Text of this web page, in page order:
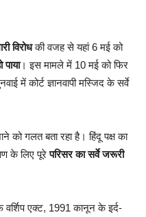
विरोधकी वजह से यहां 6 मई को
पाया। इस मामले में 10 मई को फिर
में कोर्ट ज्ञानवापी मस्जिद के सर्वे
को गलत बता रहा है। हिंदू पक्ष का
के लिए पूरेपरिसर का सर्वे जरूरी
वर्शिप एक्ट, 1991 कानून के इर्द-